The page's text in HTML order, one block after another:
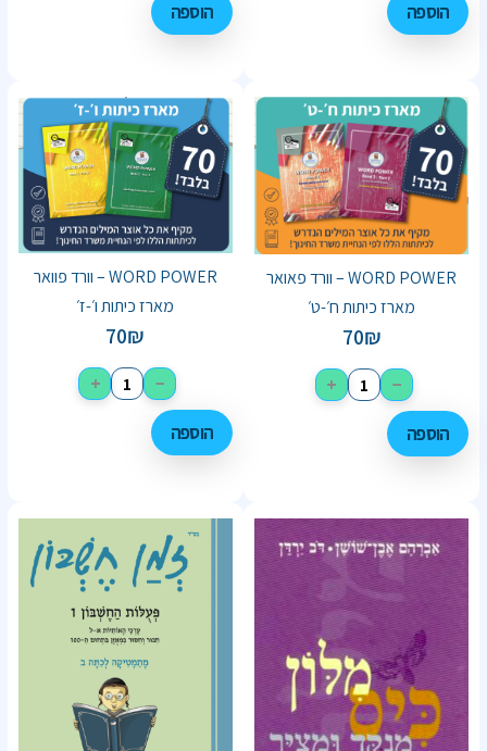
הוספה הוספה
WORD POWER – וורד פאואר
מארז כיתות ח׳-ט׳
70₪
−
+
הוספה
WORD POWER – וורד פוואר
מארז כיתות ו׳-ז׳
70₪
−
+
הוספה